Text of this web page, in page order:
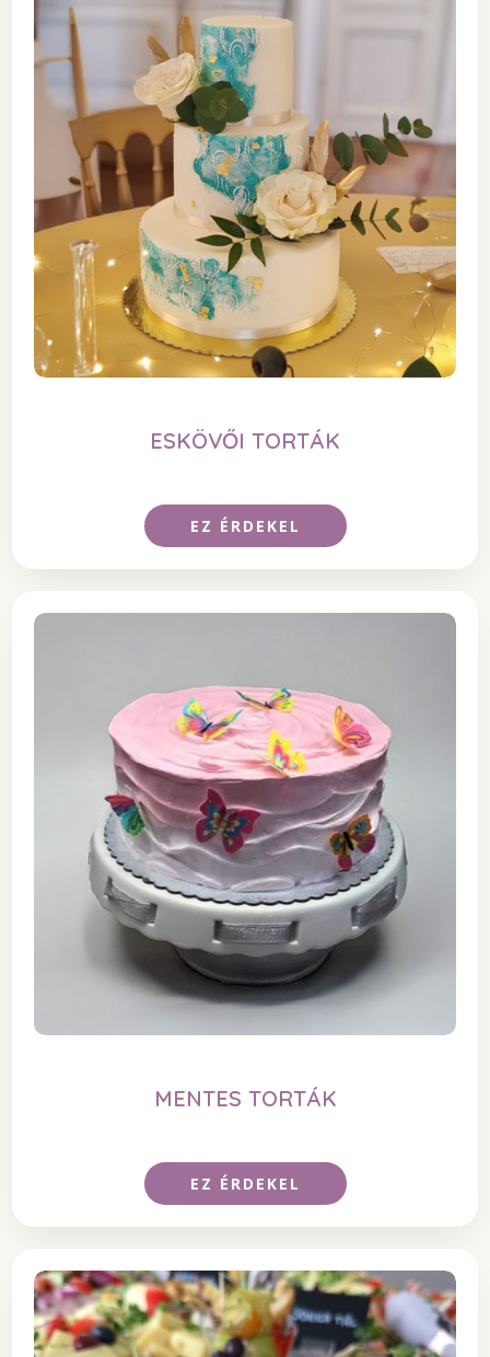
ESKÖVŐI TORTÁK
EZ ÉRDEKEL
MENTES TORTÁK
EZ ÉRDEKEL